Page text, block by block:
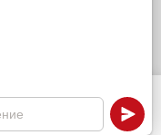
Чат
под ключ:
столбов (опор),
компонентов
для